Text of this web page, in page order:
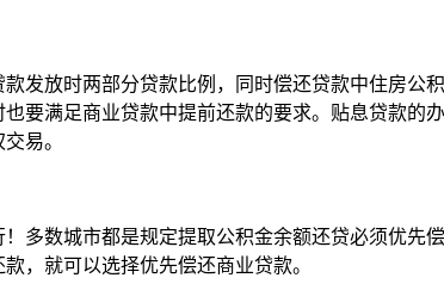
发放时两部分贷款比例，同时偿还贷款中住房公
要满足商业贷款中提前还款的要求。贴息贷款的
易。
多数城市都是规定提取公积金余额还贷必须优先
，就可以选择优先偿还商业贷款。